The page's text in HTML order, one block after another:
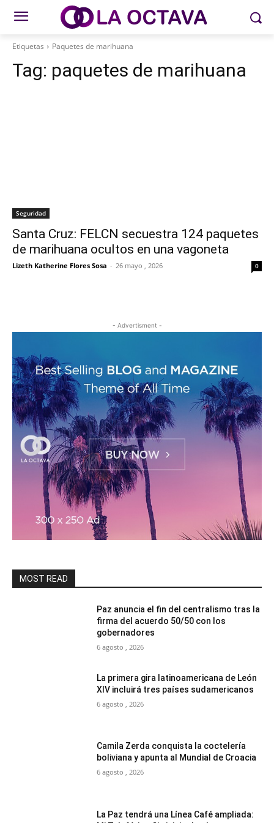
Etiquetas Paquetes de marihuana
Tag: paquetes de marihuana
Seguridad
Santa Cruz: FELCN secuestra 124 paquetes
de marihuana ocultos en una vagoneta
Lizeth Katherine Flores Sosa - 26 mayo , 2026 0
- Advertisment -
MOST READ
Paz anuncia el fin del centralismo tras la
firma del acuerdo 50/50 con los
gobernadores
6 agosto , 2026
La primera gira latinoamericana de León
XIV incluirá tres países sudamericanos
6 agosto , 2026
Camila Zerda conquista la coctelería
boliviana y apunta al Mundial de Croacia
6 agosto , 2026
La Paz tendrá una Línea Café ampliada: